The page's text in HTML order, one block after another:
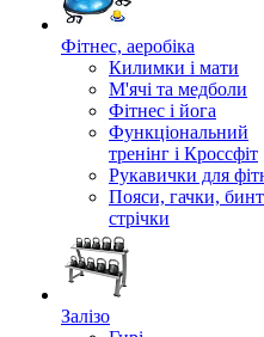
Фітнес, аеробіка
Килимки і мати
М'ячі та медболи
Фітнес і йога
Функціональний
тренінг і Кроссфіт
Рукавички для
Пояси, гачки,
стрічки
Залізо